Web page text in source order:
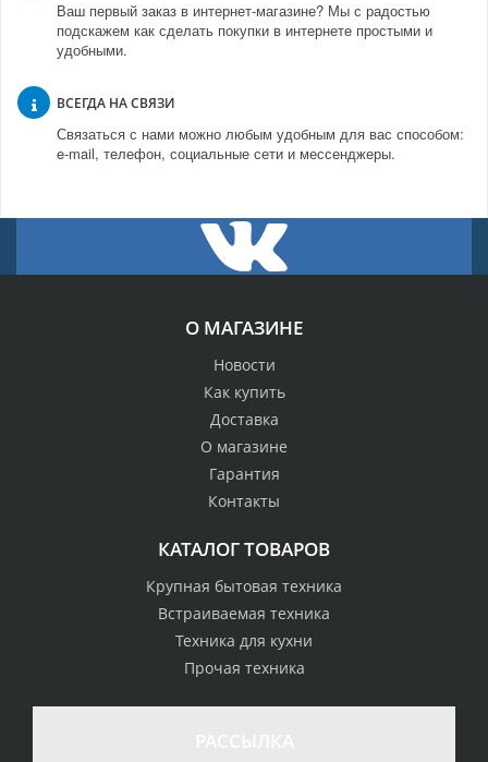
Ваш первый заказ в интернет-магазине? Мы с радостью
подскажем как сделать покупки в интернете простыми и
удобными.
ВСЕГДА НА СВЯЗИ
Связаться с нами можно любым удобным для вас способом:
e-mail, телефон, социальные сети и мессенджеры.
О МАГАЗИНЕ
Новости
Как купить
Доставка
О магазине
Гарантия
Контакты
КАТАЛОГ ТОВАРОВ
Крупная бытовая техника
Встраиваемая техника
Техника для кухни
Прочая техника